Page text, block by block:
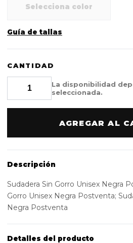
Selecciona color
Guía de tallas
CANTIDAD
La disponibilidad
seleccionada.
AGREGAR AL
Descripción
Sudadera Sin Gorro Unisex Negra
Gorro Unisex Negra Postventa;
Negra Postventa
Detalles del producto